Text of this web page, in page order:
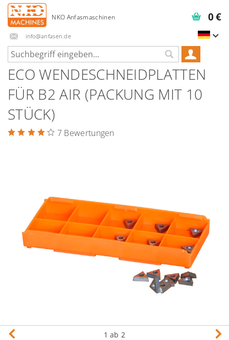
info@anfasen.de
0 €
ECO WENDESCHNEIDPLATTEN
FÜR B2 AIR (PACKUNG MIT 10
STÜCK)
7 Bewertungen
1 ab 2